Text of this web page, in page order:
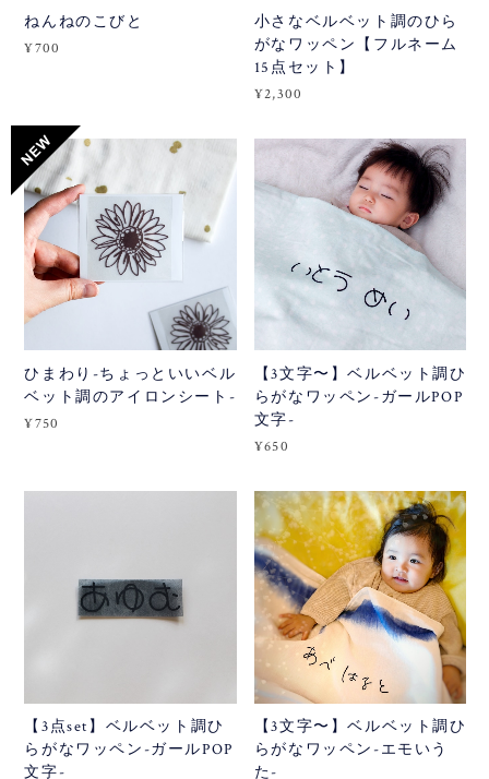
ねんねのこびと
¥700
小さなベルベット調のひら
がなワッペン【フルネーム
15点セット】
¥2,300
ひまわり-ちょっといいベル
ベット調のアイロンシート-
¥750
【3文字〜】ベルベット調ひ
らがなワッペン-ガールPOP
文字-
¥650
【3点set】ベルベット調ひ
らがなワッペン-ガールPOP
文字-
【3文字〜】ベルベット調ひ
らがなワッペン-エモいう
た-